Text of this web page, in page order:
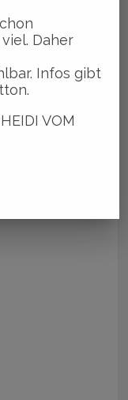
Daher
Infos gibt
VOM